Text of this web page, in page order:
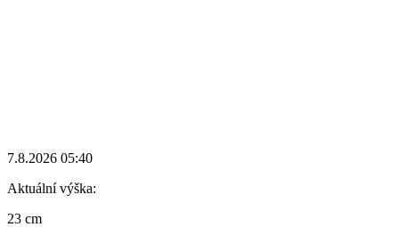
7.8.2026 05:40
Aktuální výška:
23 cm